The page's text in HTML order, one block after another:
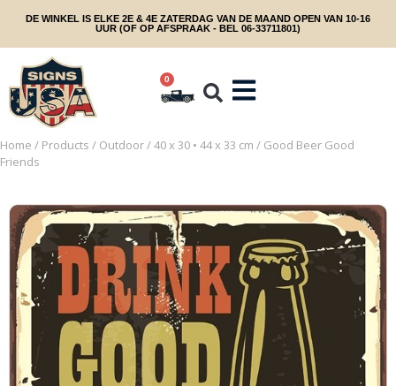
DE WINKEL IS ELKE 2E & 4E ZATERDAG VAN DE MAAND OPEN VAN 10-16
UUR (OF OP AFSPRAAK - BEL 06-33711801)
0
Home / Products / Outdoor/40 x 30 • 44 x 33 cm / Good Beer Good
Friends